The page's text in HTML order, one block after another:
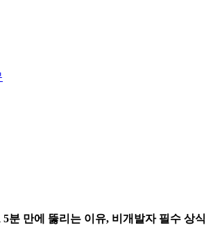
분 만에 뚫리는 이유, 비개발자 필수 상식